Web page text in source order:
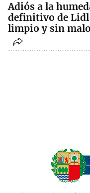
Adiós a la
definitivo de
limpio y sin